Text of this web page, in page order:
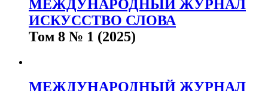
МЕЖДУНАРОДНЫЙ ЖУРНАЛ
ИСКУССТВО СЛОВА
Том 8 № 1 (2025)
МЕЖДУНАРОДНЫЙ ЖУРНАЛ